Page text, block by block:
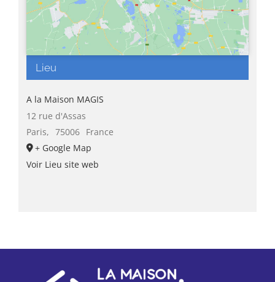
Lieu
A la Maison MAGIS
12 rue d'Assas
Paris, 75006 France
+ Google Map
Voir Lieu site web